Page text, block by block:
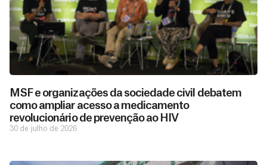
MSF e organizações da sociedade civil debatem
como ampliar acesso a medicamento
revolucionário de prevenção ao HIV
30 de julho de 2026